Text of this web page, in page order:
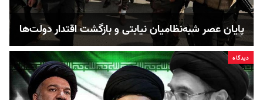
پایان عصر شبه‌نظامیان نیابتی و بازگشت اقتدار دولت‌ها
دیدگاه